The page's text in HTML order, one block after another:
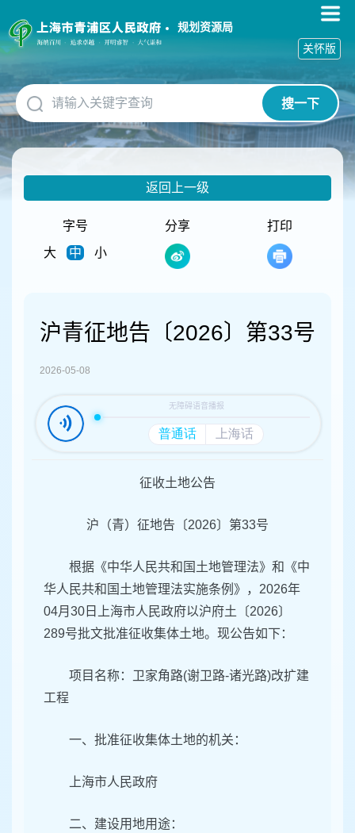
障
碍
作
说
明
跳
到
网
规划资源局
搜一下
关怀版
返回上一级
字号
大
中 小
分享 打印
沪青征地告〔2026〕第33号
2026-05-08
征收土地公告
沪（青）征地告〔2026〕第33号
根据《中华人民共和国土地管理法》和《中
华人民共和国土地管理法实施条例》，2026年
04月30日上海市人民政府以沪府土〔2026〕
289号批文批准征收集体土地。现公告如下：
项目名称：卫家角路(谢卫路-诸光路)改扩建
工程
一、批准征收集体土地的机关：
上海市人民政府
二、建设用地用途：